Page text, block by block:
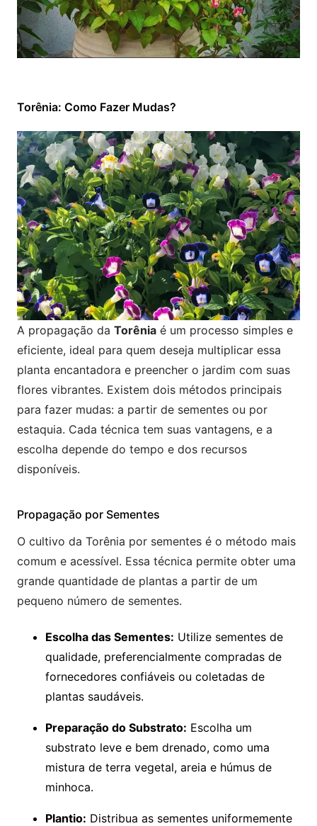
Torênia: Como Fazer Mudas?
A propagação da Torênia é um processo simples e
eficiente, ideal para quem deseja multiplicar essa
planta encantadora e preencher o jardim com suas
flores vibrantes. Existem dois métodos principais
para fazer mudas: a partir de sementes ou por
estaquia. Cada técnica tem suas vantagens, e a
escolha depende do tempo e dos recursos
disponíveis.
Propagação por Sementes
O cultivo da Torênia por sementes é o método mais
comum e acessível. Essa técnica permite obter uma
grande quantidade de plantas a partir de um
pequeno número de sementes.
Escolha das Sementes: Utilize sementes de
qualidade, preferencialmente compradas de
fornecedores confiáveis ou coletadas de
plantas saudáveis.
Preparação do Substrato: Escolha um
substrato leve e bem drenado, como uma
mistura de terra vegetal, areia e húmus de
minhoca.
Plantio: Distribua as sementes uniformemente